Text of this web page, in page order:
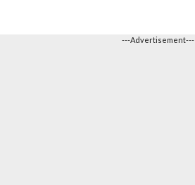
---Advertisement---